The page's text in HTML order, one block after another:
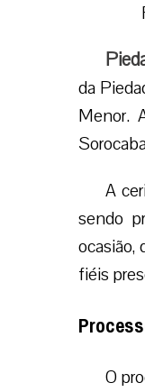
da
Menor.
A
sendo
ocasião,
fiéis
O